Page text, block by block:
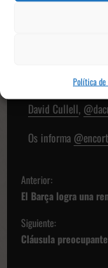
Política de
gracias a un
y
europeas.
David Cullell,
Os informa
N
a
v
e
Anterior:
El Barça logra una
Siguiente:
Cláusula preocupante